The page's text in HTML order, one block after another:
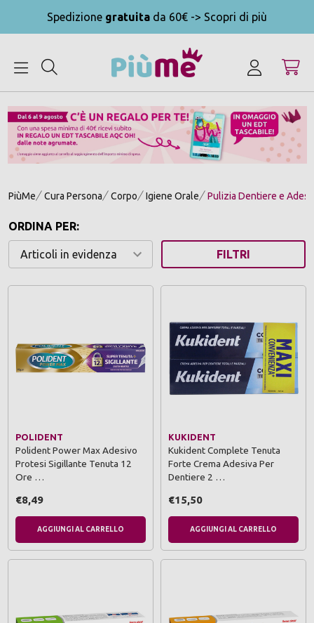
Spedizione gratuita da 60€ -> Scopri di più
PiùMe Cura Persona Corpo Igiene Orale Pulizia Dentiere e
ORDINA PER:
FILTRI
POLIDENT
Polident Power Max Adesivo
Protesi Sigillante Tenuta 12
Ore …
€8,49
AGGIUNGI AL CARRELLO
KUKIDENT
Kukident Complete Tenuta
Forte Crema Adesiva Per
Dentiere 2 …
€15,50
AGGIUNGI AL CARRELLO